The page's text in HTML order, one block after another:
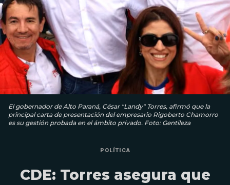
El gobernador de Alto Paraná, César "Landy" Torres, afirmó que la
principal carta de presentación del empresario Rigoberto Chamorro
es su gestión probada en el ámbito privado. Foto: Gentileza
POLÍTICA
CDE: Torres asegura que